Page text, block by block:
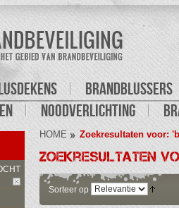
BRANDBLUSSERS
NOODVERLICHTING
HOME Zoekresultaten voor:
Zoekresultaten
Sorteer op